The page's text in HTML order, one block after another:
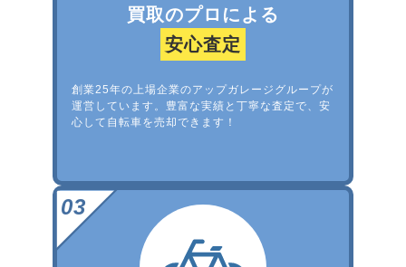
買取のプロによる
安心査定
創業25年の上場企業のアップガレージグループが
運営しています。豊富な実績と丁寧な査定で、安
心して自転車を売却できます！